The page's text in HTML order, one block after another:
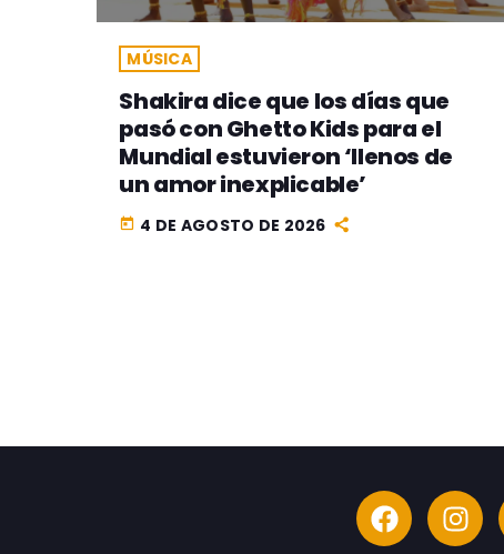
MÚSICA
Shakira dice que los días que
pasó con Ghetto Kids para el
Mundial estuvieron ‘llenos de
un amor inexplicable’
today 4 DE AGOSTO DE 2026